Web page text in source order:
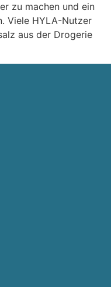
zu machen und ein
Viele HYLA-Nutzer
aus der Drogerie